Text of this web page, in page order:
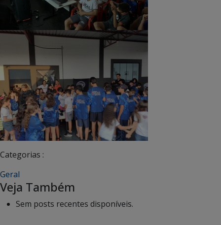
Categorias :
Geral
Veja Também
Sem posts recentes disponíveis.